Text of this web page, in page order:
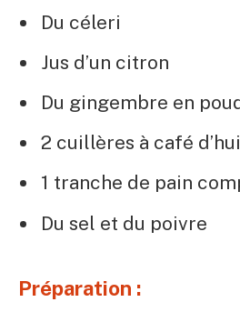
Du céleri
Jus d’un citron
Du gingembre en
2 cuillères à café
1 tranche de pain
Du sel et du poivre
Préparation :